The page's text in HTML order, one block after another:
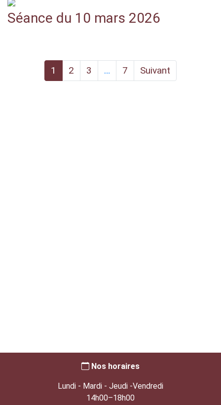
Séance du 10 mars 2026
1 2 3 … 7 Suivant
Nos horaires
Lundi - Mardi - Jeudi -Vendredi
14h00–18h00